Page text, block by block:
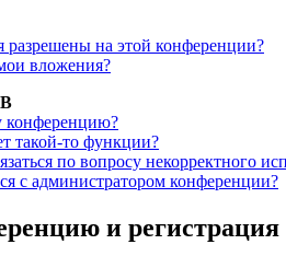
разрешены на этой конференции?
вложения?
конференцию?
такой-то функции?
по вопросу некорректного
с администратором конференции?
и регистрация